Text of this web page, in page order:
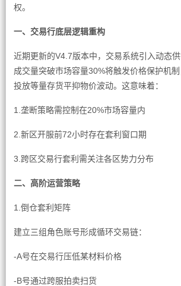
权。
一、交易行底层逻辑重构
近期更新的V4.7版本中，交易系统引入动态
成交量突破市场容量30%将触发价格保护机
投放等量存货平抑物价波动。这意味着：
1.垄断策略需控制在20%市场容量内
2.新区开服前72小时存在套利窗口期
3.跨区交易行套利需关注各区势力分布
二、高阶运营策略
1.倒仓套利矩阵
建立三组角色账号形成循环交易链：
-A号在交易行压低某材料价格
-B号通过跨服拍卖扫货